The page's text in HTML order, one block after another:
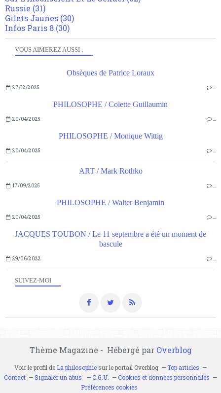
SUIVEZ-MOI
VOUS AIMEREZ AUSSI :
Obsèques de Patrice Loraux
27/12/2025 …
PHILOSOPHE / Colette Guillaumin
20/04/2025 …
PHILOSOPHE / Monique Wittig
20/04/2025 …
ART / Mark Rothko
17/09/2025 …
PHILOSOPHE / Walter Benjamin
20/04/2025 …
JACQUES TOUBON / Le 11 septembre a été un moment de
bascule
29/06/2022 …
Russie (31)
Gilets Jaunes (30)
Infos Paris 8 (30)
Thème Magazine - Hébergé par Overblog
Voir le profil de La philosophiesur le portail Overblog
Top articles
Contact
Signaler un abus C.G.U.
Cookies et données personnelles
Préférences cookies